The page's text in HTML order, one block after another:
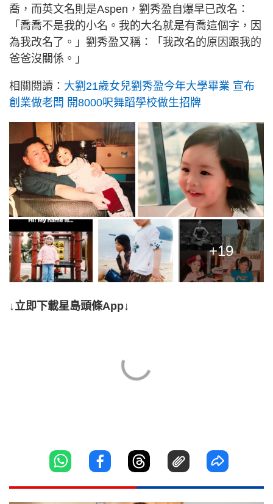
喬，而英文名則是Aspen，劉秀盈自爆早已改名：
「喬喬不是我的小名。我的大名就是有喬這個字，因
為我改名了。」劉秀盈又稱：「我改名的原因跟我的
爸爸沒關係。」
相關閱讀： 大劉21歲女兒劉秀盈今年大學畢業 宣布
創業做老闆 開8000呎舞蹈學校做生招牌
+19
↓立即下載星島頭條App↓